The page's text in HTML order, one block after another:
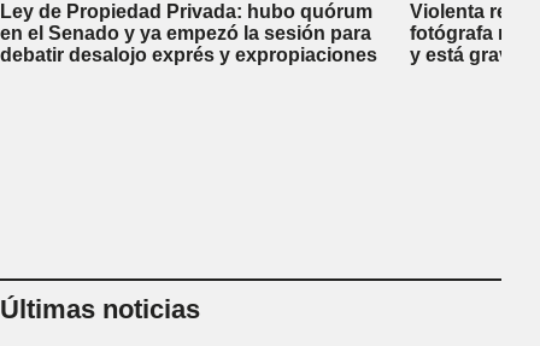
Ley de Propiedad Privada: hubo quórum
en el Senado y ya empezó la sesión para
debatir desalojo exprés y expropiaciones
Violenta
fotógrafa
y está
Últimas noticias